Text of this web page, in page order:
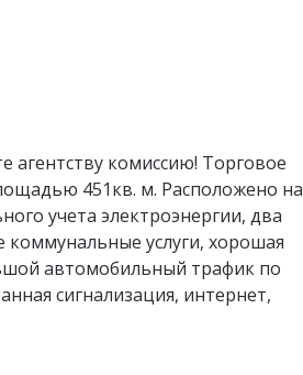
агентству комиссию! Торговое
451кв. м. Расположено на
учета электроэнергии, два
услуги, хорошая
автомобильный трафик по
сигнализация, интернет,